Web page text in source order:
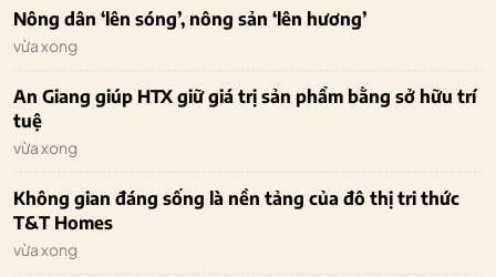
Nông dân ‘lên sóng’, nông sản ‘lên hương’
vừa xong
An Giang giúp HTX giữ giá trị sản phẩm bằng sở hữu trí
tuệ
vừa xong
Không gian đáng sống là nền tảng của đô thị tri thức
T&T Homes
vừa xong